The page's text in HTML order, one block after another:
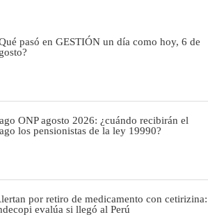
pasó en GESTIÓN un día como hoy, 6 de
ONP agosto 2026: ¿cuándo recibirán el
los pensionistas de la ley 19990?
por retiro de medicamento con cetirizina:
evalúa si llegó al Perú